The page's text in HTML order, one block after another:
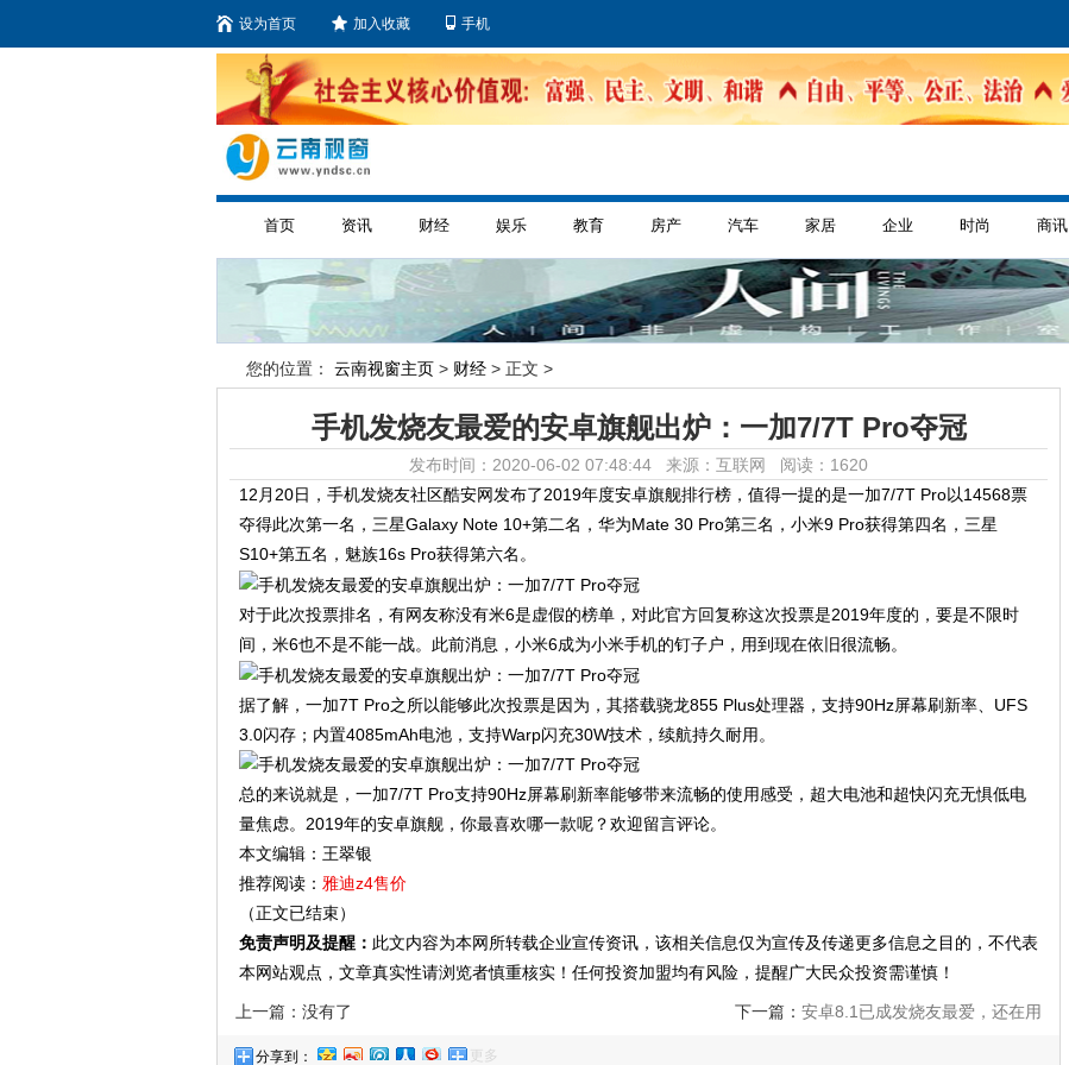
设为首页 加入收藏 手机
首页 资讯 财经 娱乐 教育 房产 汽车 家居 企业 时尚 商讯
您的位置： 云南视窗主页 > 财经 > 正文 >
手机发烧友最爱的安卓旗舰出炉：一加7/7T Pro夺冠
发布时间：2020-06-02 07:48:44 来源：互联网 阅读：1620
12月20日，手机发烧友社区酷安网发布了2019年度安卓旗舰排行榜，值得一提的是一加7/7T Pro以14568票
夺得此次第一名，三星Galaxy Note 10+第二名，华为Mate 30 Pro第三名，小米9 Pro获得第四名，三星
S10+第五名，魅族16s Pro获得第六名。
对于此次投票排名，有网友称没有米6是虚假的榜单，对此官方回复称这次投票是2019年度的，要是不限时
间，米6也不是不能一战。此前消息，小米6成为小米手机的钉子户，用到现在依旧很流畅。
据了解，一加7T Pro之所以能够此次投票是因为，其搭载骁龙855 Plus处理器，支持90Hz屏幕刷新率、UFS
3.0闪存；内置4085mAh电池，支持Warp闪充30W技术，续航持久耐用。
总的来说就是，一加7/7T Pro支持90Hz屏幕刷新率能够带来流畅的使用感受，超大电池和超快闪充无惧低电
量焦虑。2019年的安卓旗舰，你最喜欢哪一款呢？欢迎留言评论。
本文编辑：王翠银
推荐阅读： 雅迪z4售价
（正文已结束）
免责声明及提醒： 此文内容为本网所转载企业宣传资讯，该相关信息仅为宣传及传递更多信息之目的，不代表
本网站观点，文章真实性请浏览者慎重核实！任何投资加盟均有风险，提醒广大民众投资需谨慎！
上一篇：没有了 下一篇： 安卓8.1已成发烧友最爱，还在用
分享到： 更多